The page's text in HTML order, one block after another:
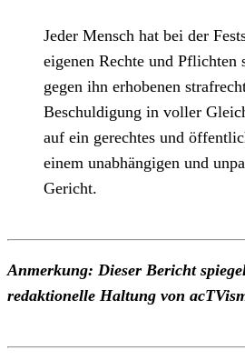
Jeder Mensch hat bei der
eigenen Rechte und Pflichten
gegen ihn erhobenen
Beschuldigung in voller
auf ein gerechtes und
einem unabhängigen und
Gericht.
Anmerkung: Dieser Bericht
redaktionelle Haltung von